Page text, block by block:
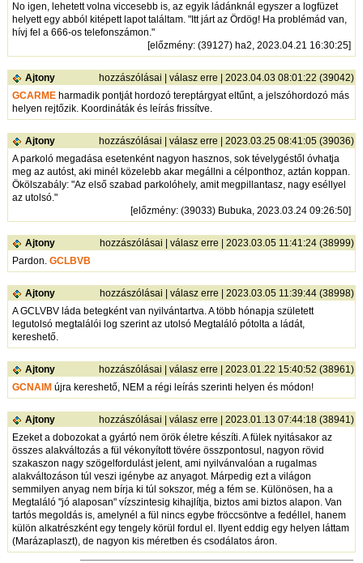
No igen, lehetett volna viccesebb is, az egyik ládánknál egyszer a logfüzet
helyett egy abból kitépett lapot találtam. "Itt járt az Ördög! Ha problémád van,
hívj fel a 666-os telefonszámon."
[előzmény: (39127) ha2, 2023.04.21 16:30:25]
Ajtony hozzászólásai |válasz erre | 2023.04.03 08:01:22 (39042)
GCARME harmadik pontját hordozó tereptárgyat eltűnt, a jelszóhordozó más
helyen rejtőzik. Koordináták és leírás frissítve.
Ajtony hozzászólásai |válasz erre | 2023.03.25 08:41:05 (39036)
A parkoló megadása esetenként nagyon hasznos, sok tévelygéstől óvhatja
meg az autóst, aki minél közelebb akar megállni a célponthoz, aztán koppan.
Ökölszabály: "Az első szabad parkolóhely, amit megpillantasz, nagy eséllyel
az utolsó."
[előzmény: (39033) Bubuka, 2023.03.24 09:26:50]
Ajtony hozzászólásai |válasz erre | 2023.03.05 11:41:24 (38999)
Pardon.GCLBVB
Ajtony hozzászólásai |válasz erre | 2023.03.05 11:39:44 (38998)
A GCLVBV láda betegként van nyilvántartva. A több hónapja született
legutolsó megtalálói log szerint az utolsó Megtaláló pótolta a ládát,
kereshető.
Ajtony hozzászólásai |válasz erre | 2023.01.22 15:40:52 (38961)
GCNAIM újra kereshető, NEM a régi leírás szerinti helyen és módon!
Ajtony hozzászólásai |válasz erre | 2023.01.13 07:44:18 (38941)
Ezeket a dobozokat a gyártó nem örök életre készíti. A fülek nyitásakor az
összes alakváltozás a fül vékonyított tövére összpontosul, nagyon rövid
szakaszon nagy szögelfordulást jelent, ami nyilvánvalóan a rugalmas
alakváltozáson túl veszi igénybe az anyagot. Márpedig ezt a világon
semmilyen anyag nem bírja ki túl sokszor, még a fém se. Különösen, ha a
Megtaláló "jó alaposan" vízszintesig kihajlítja, biztos ami biztos alapon. Van
tartós megoldás is, amelynél a fül nincs egybe fröccsöntve a fedéllel, hanem
külön alkatrészként egy tengely körül fordul el. Ilyent eddig egy helyen láttam
(Marázaplaszt), de nagyon kis méretben és csodálatos áron.